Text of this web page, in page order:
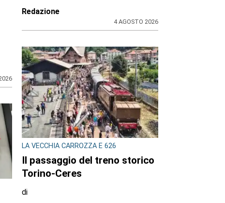
Redazione
4 AGOSTO 2026
LA VECCHIA CARROZZA E 626
Il passaggio del treno storico
Torino-Ceres
di